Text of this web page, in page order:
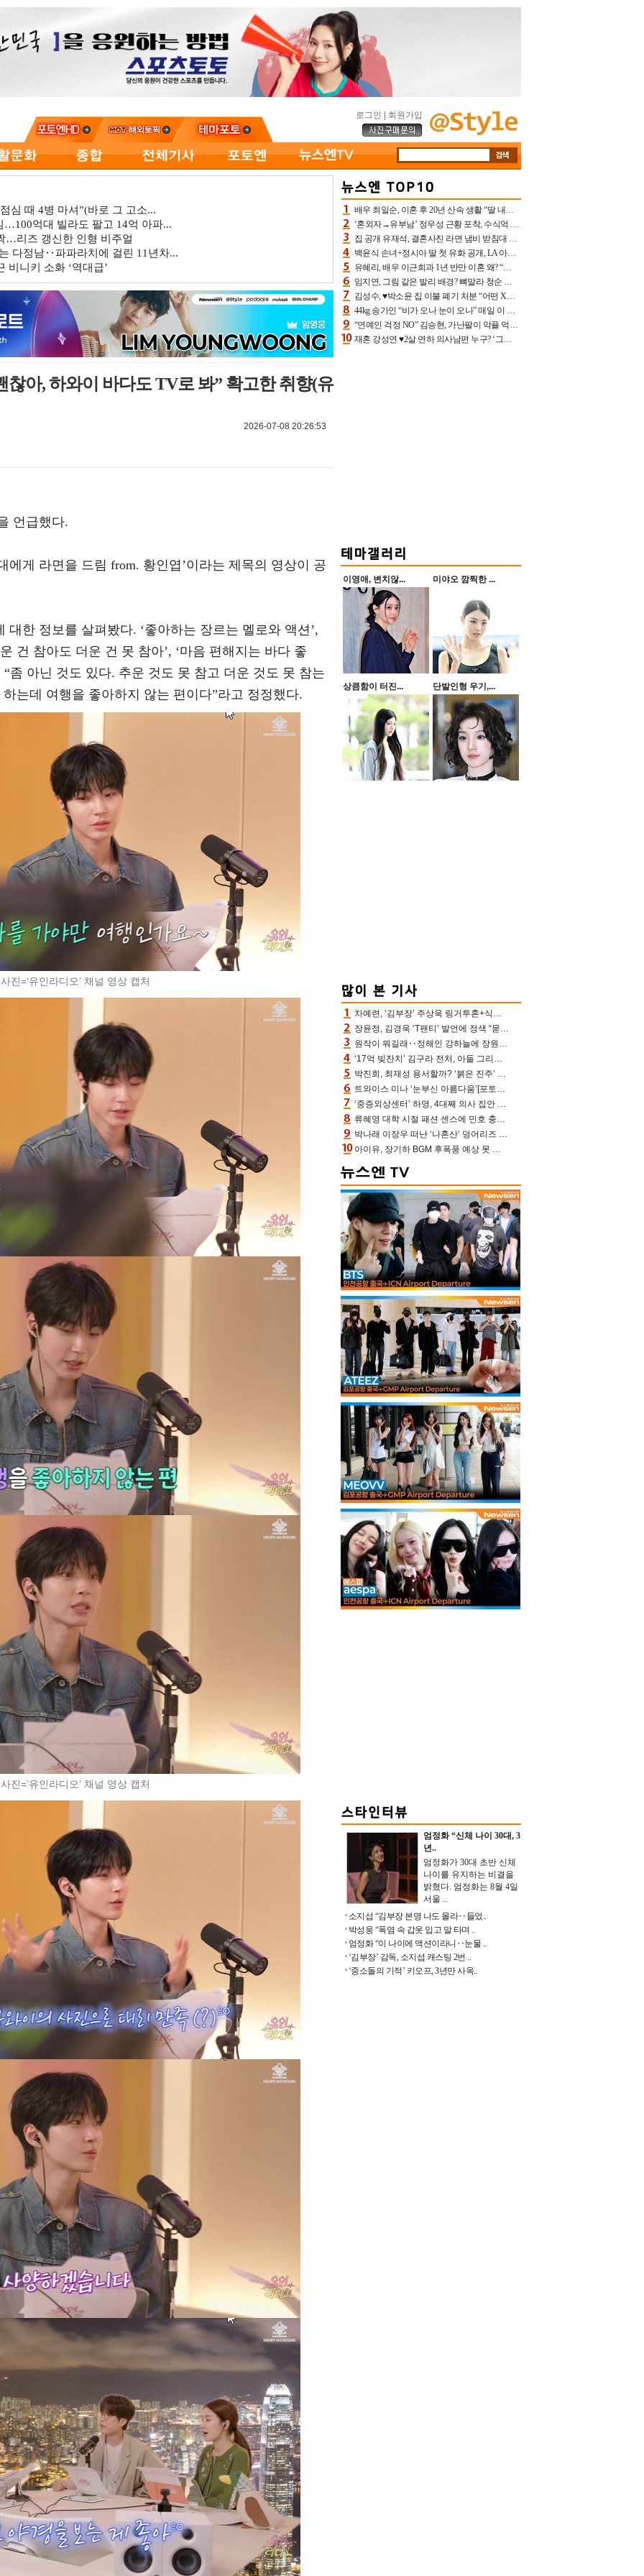
로그인 회원가입
심 때 4병 마셔”(바로 그 고소...
억대 빌라도 팔고 14억 아파...
…리즈 갱신한 인형 비주얼
다정남‥파파라치에 걸린 11년차...
비니키 소화 ‘역대급’
찮아, 하와이 바다도 TV로 봐” 확고한 취향(유
2026-07-08 20:26:53
언급했다.
에게 라면을 드림 from. 황인엽’이라는 제목의 영상이 공
한 정보를 살펴봤다. ‘좋아하는 장르는 멜로와 액션’,
건 참아도 더운 건 못 참아’, ‘마음 편해지는 바다 좋
좀 아닌 것도 있다. 추운 것도 못 참고 더운 것도 못 참는
는데 여행을 좋아하지 않는 편이다”라고 정정했다.
진=‘유인라디오’ 채널 영상 캡처
진=‘유인라디오’ 채널 영상 캡처
배우 최일순, 이혼 후 20년 산속 생활 “딸 내가 버렸다고 원망‥맘 아파”(특종)[어제TV]
‘혼외자→유부남’ 정우성 근황 포착, 수식억 해킹 피해 후배 만났다 “존경하는”
집 공개 유재석, 결혼사진 라면 냄비 받침대 되고 분노‥가족사진도 피해(놀뭐)[어제TV]
백윤식 손녀+정시아 딸 첫 유화 공개, LA 아트쇼→서울국제조각페스타 작가다운 수준급 실력
유혜리, 배우 이근희과 1년 반만 이혼 왜? “식칼 꽂고 의자 던져” 충격 폭로(특종)[어제TV]
임지연, 그림 같은 발리 배경? 뼈말라 청순 비키니 핏에 상대 안 되네
김성수, ♥박소윤 집 이불 폐기 처분 “어떤 X이랑 썼을지 몰라” 질투(신랑수업2)[어제TV]
44kg 송가인 “비가 오나 눈이 오나” 매일 이 운동, 허벅지 근육량 상승+체지방 감소
“연예인 걱정 NO” 김승현, 가난팔이 악플 억울할만‥아내+딸과 日 여행
재혼 강성연 ♥2살 연하 의사남편 누구? ‘그알’ 자문의에 훈남 비주얼 초엘리트 스펙 [종합]
이영애, 변치않... 미야오 깜찍한 ...
상큼함이 터진... 단발인형 우기,...
차예련, ‘김부장’ 주상욱 링거투혼+식스팩 비화 “옷 벗는데 아저씨는 안 된다고”(차장금)
장윤정, 김경욱 ‘T팬티’ 발언에 정색 “묻지 않았는데, 그것도 성희롱”(장공장)
원작이 뭐길래‥정해인 강하늘에 장원영까지 참여한 이 영화
‘17억 빚잔치’ 김구라 전처, 아들 그리는 “나 뿐인데” 친엄마 챙기는 효심 눈길
박진희, 최재성 용서할까? ‘붉은 진주’ 오늘(7일) 결말 나온다
트와이스 미나 ‘눈부신 아름다움’[포토엔HD]
‘중증외상센터’ 하영, 4대째 의사 집안 인증 “증조부, 고종 황제 진료”(옥문아)[어제TV]
류혜영 대학 시절 패션 센스에 민호 충격 “레몬색 레깅스에 다리 없는 줄”(나혼산)
박나래 이장우 떠난 ‘나혼산’ 덩어리즈 왔다, 1인 1케이크에 팜유 전현무 충격[어제TV]
아이유, 장기하 BGM 후폭풍 예상 못 했나‥삭제 오보→윤가이까지 엮여 시끌
엄정화 “신체 나이 30대, 3
년..
엄정화가 30대 초반 신체
나이를 유지하는 비결을
밝혔다. 엄정화는 8월 4일
서울 ..
소지섭 “김부장 본명 나도 몰라‥들었..
박성웅 “폭염 속 갑옷 입고 말 타며 ..
엄정화 “이 나이에 액션이라니‥눈물 ..
‘김부장’ 감독, 소지섭 캐스팅 2번 ..
‘중소돌의 기적’ 키오프, 3년만 사옥..